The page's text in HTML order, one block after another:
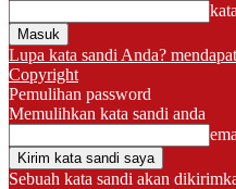
Lupa kata sandi Anda?
Copyright
Pemulihan password
Memulihkan kata sandi anda
Sebuah kata sandi akan